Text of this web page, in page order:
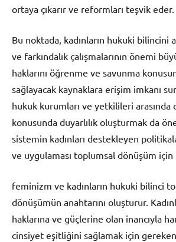
ortaya çıkarır ve reformları teşvik eder.
Bu noktada, kadınların hukuki bilincini
ve farkındalık çalışmalarının önemi
haklarını öğrenme ve savunma
sağlayacak kaynaklara erişim imkanı
hukuk kurumları ve yetkilileri arasında
konusunda duyarlılık oluşturmak da
sistemin kadınları destekleyen
ve uygulaması toplumsal dönüşüm için
feminizm ve kadınların hukuki bilinci
dönüşümün anahtarını oluşturur.
haklarına ve güçlerine olan inancıyla
cinsiyet eşitliğini sağlamak için